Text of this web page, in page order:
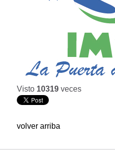
Visto 10319 veces
volver arriba